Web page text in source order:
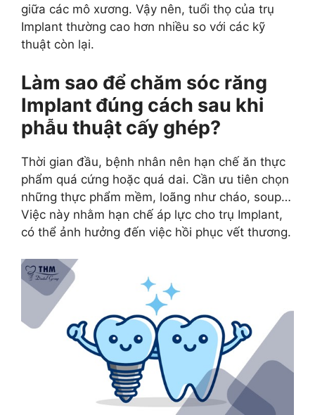
giữa các mô xương. Vậy nên, tuổi thọ của trụ
Implant thường cao hơn nhiều so với các kỹ
thuật còn lại.
Làm sao để chăm sóc răng
Implant đúng cách sau khi
phẫu thuật cấy ghép?
Thời gian đầu, bệnh nhân nên hạn chế ăn thực
phẩm quá cứng hoặc quá dai. Cần ưu tiên chọn
những thực phẩm mềm, loãng như cháo, soup…
Việc này nhằm hạn chế áp lực cho trụ Implant,
có thể ảnh hưởng đến việc hồi phục vết thương.